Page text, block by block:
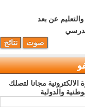
عن بعد
مجانا لتصلك
والدولية